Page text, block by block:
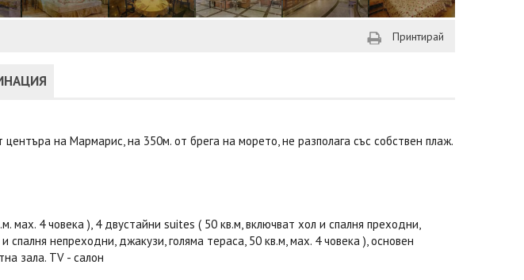
Принтирай
на Мармарис, на 350м. от брега на морето, не разполага със собствен плаж.
маx. 4 човека ), 4 двустайни suites ( 50 кв.м, включват хол и спалня преходни,
спалня непреходни, джакузи, голяма тераса, 50 кв.м, маx. 4 човека ), основен
зала. TV - салон